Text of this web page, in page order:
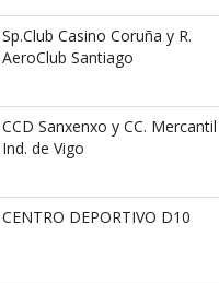
Sp.Club Casino Coruña y R.
AeroClub Santiago
CCD Sanxenxo y CC. Mercantil
Ind. de Vigo
CENTRO DEPORTIVO D10